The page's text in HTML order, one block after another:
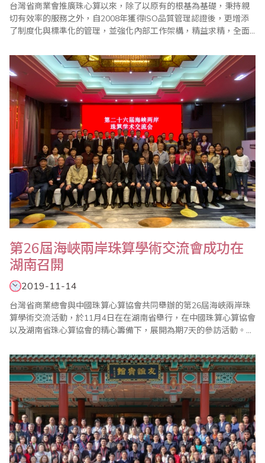
台灣省商業會推廣珠心算以來，除了以原有的根基為基礎，秉持親
切有效率的服務之外，自2008年獲得ISO品質管理認證後，更增添
了制度化與標準化的管理，並強化內部工作架構，精益求精，全面
洲、日本、新加坡、馬來西亞、印尼、印度、香港、沙烏地阿拉伯
以及大陸等地的認同，並加入省商會組織參加珠算心算鑑定，受到
普遍的好評。 驗證單位並於2019年12..
第26屆海峽兩岸珠算學術交流會成功在
湖南召開
2019-11-14
台灣省商業總會與中國珠算心算協會共同舉辦的第26屆海峽兩岸珠
算學術交流活動，於11月4日在在湖南省舉行，在中國珠算心算協會
以及湖南省珠心算協會的精心籌備下，展開為期7天的參訪活動。首
總會由副理事長兼珠心算數學委員會主任委員蕭秋勇率團一行20人
與會，由中珠協秘書長趙相翼和省商會秘書長王良新共同主持，出
席成員還包括中國珠算心算協會副會長程北..